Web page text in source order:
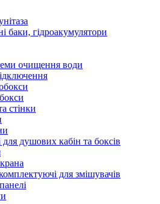
баки, гідроакумулятори
очищення води
стінки
душових кабін та боксів
для змішувачів